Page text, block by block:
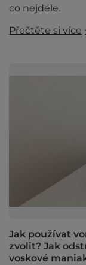
co nejdéle.
Přečtěte si více
Jak používat
zvolit? Jak
voskové